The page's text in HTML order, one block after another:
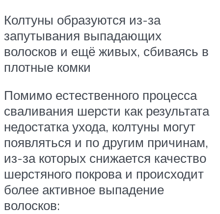
Колтуны образуются из-за
запутывания выпадающих
волосков и ещё живых, сбиваясь в
плотные комки
Помимо естественного процесса
сваливания шерсти как результата
недостатка ухода, колтуны могут
появляться и по другим причинам,
из-за которых снижается качество
шерстяного покрова и происходит
более активное выпадение
волосков: